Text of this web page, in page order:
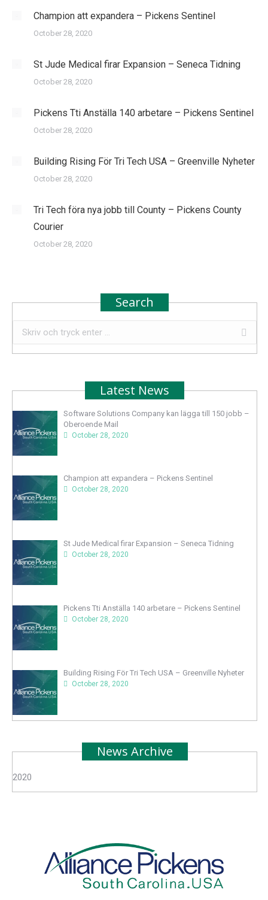
Champion att expandera – Pickens Sentinel
October 28, 2020
St Jude Medical firar Expansion – Seneca Tidning
October 28, 2020
Pickens Tti Anställa 140 arbetare – Pickens Sentinel
October 28, 2020
Building Rising För Tri Tech USA – Greenville Nyheter
October 28, 2020
Tri Tech föra nya jobb till County – Pickens County
Courier
October 28, 2020
Search
Search:
Latest News
Software Solutions Company kan lägga till 150 jobb –
Oberoende Mail
October 28, 2020
Champion att expandera – Pickens Sentinel
October 28, 2020
St Jude Medical firar Expansion – Seneca Tidning
October 28, 2020
Pickens Tti Anställa 140 arbetare – Pickens Sentinel
October 28, 2020
Building Rising För Tri Tech USA – Greenville Nyheter
October 28, 2020
News Archive
2020